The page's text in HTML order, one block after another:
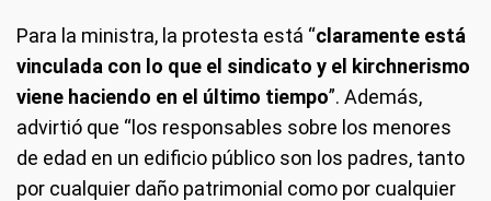
Para la ministra, la protesta está “claramente está
vinculada con lo que el sindicato y el kirchnerismo
viene haciendo en el último tiempo”. Además,
advirtió que “los responsables sobre los menores
de edad en un edificio público son los padres, tanto
por cualquier daño patrimonial como por cualquier